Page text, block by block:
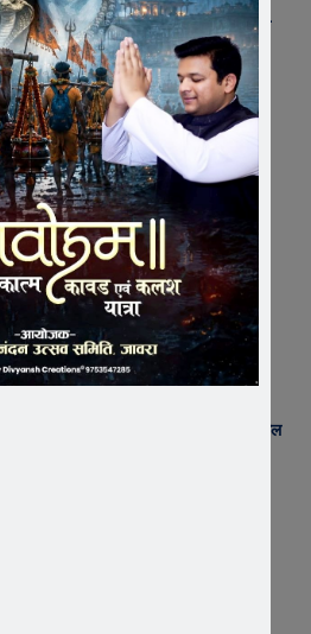
कलेक्टर अजय कटेसरिया, रिकॉर्ड और कानून-
प्रदर्शन, राजस्व विभाग में भ्रष्टाचार और फसल